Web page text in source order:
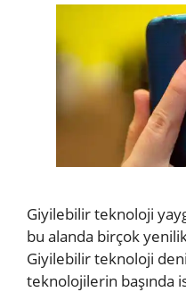
Giyilebilir teknoloji
bu alanda birçok
Giyilebilir teknoloji
teknolojilerin başında